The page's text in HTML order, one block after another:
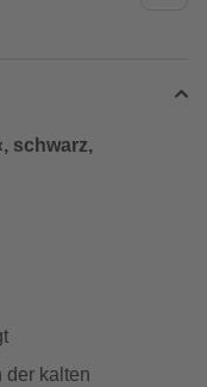
schwarz,
der kalten